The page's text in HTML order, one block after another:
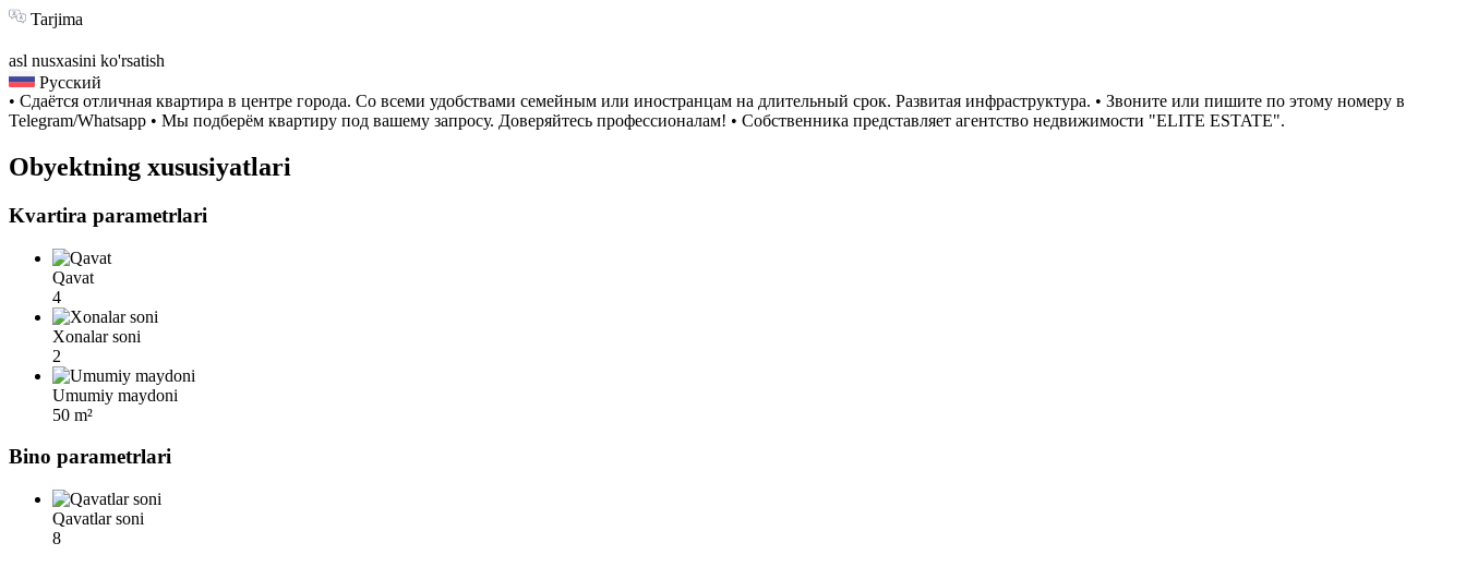
Tarjima
asl nusxasini ko'rsatish
Русский
• Сдаётся отличная квартира в центре города. Со всеми удобствами семейным или иностранцам на длительный срок. Развитая инфраструктура. • Звоните или пишите по этому номеру в
Telegram/Whatsapp • Мы подберём квартиру под вашему запросу. Доверяйтесь профессионалам! • Собственника представляет агентство недвижимости "ELITE ESTATE".
Obyektning xususiyatlari
Kvartira parametrlari
Qavat
4
Xonalar soni
2
Umumiy maydoni
50 m²
Bino parametrlari
Qavatlar soni
8